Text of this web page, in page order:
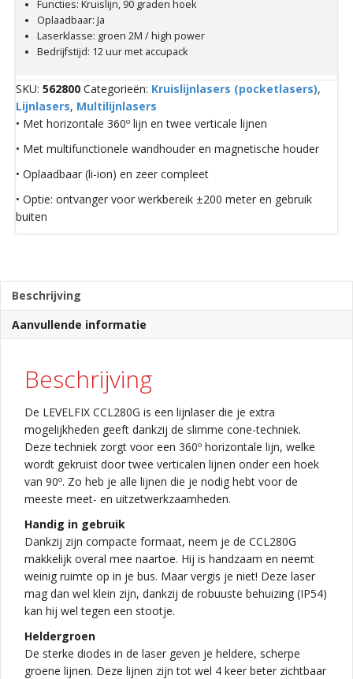
Functies: Kruislijn, 90 graden hoek
Oplaadbaar: Ja
Laserklasse: groen 2M / high power
Bedrijfstijd: 12 uur met accupack
SKU: 562800 Categorieën: Kruislijnlasers (pocketlasers),
Lijnlasers, Multilijnlasers
• Met horizontale 360º lijn en twee verticale lijnen
• Met multifunctionele wandhouder en magnetische houder
• Oplaadbaar (li-ion) en zeer compleet
• Optie: ontvanger voor werkbereik ±200 meter en gebruik
buiten
Beschrijving
Aanvullende informatie
Beschrijving
De LEVELFIX CCL280G is een lijnlaser die je extra
mogelijkheden geeft dankzij de slimme cone-techniek.
Deze techniek zorgt voor een 360º horizontale lijn, welke
wordt gekruist door twee verticalen lijnen onder een hoek
van 90º. Zo heb je alle lijnen die je nodig hebt voor de
meeste meet- en uitzetwerkzaamheden.
Handig in gebruik
Dankzij zijn compacte formaat, neem je de CCL280G
makkelijk overal mee naartoe. Hij is handzaam en neemt
weinig ruimte op in je bus. Maar vergis je niet! Deze laser
mag dan wel klein zijn, dankzij de robuuste behuizing (IP54)
kan hij wel tegen een stootje.
Heldergroen
De sterke diodes in de laser geven je heldere, scherpe
groene lijnen. Deze lijnen zijn tot wel 4 keer beter zichtbaar